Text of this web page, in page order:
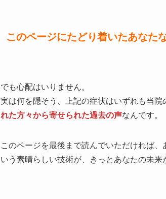
このページにたどり着いたあなた
でも心配はいりません。
実は何を隠そう、上記の症状はいずれも当
れた方々から寄せられた過去の声なんです。
このページを最後まで読んでいただければ
いう素晴らしい技術が、きっとあなたの未来